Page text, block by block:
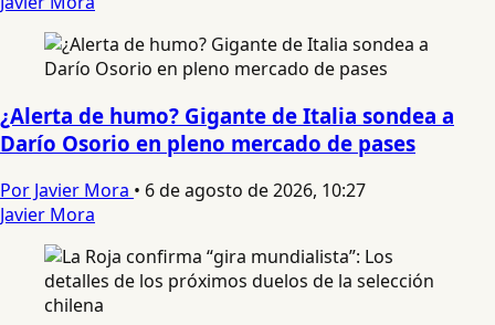
¿Alerta de humo? Gigante de Italia sondea a
Darío Osorio en pleno mercado de pases
Por Javier Mora • 6 de agosto de 2026, 10:27
Javier Mora